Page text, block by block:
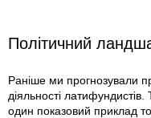
Політичний
Раніше ми прогнозували
діяльності
один показовий приклад